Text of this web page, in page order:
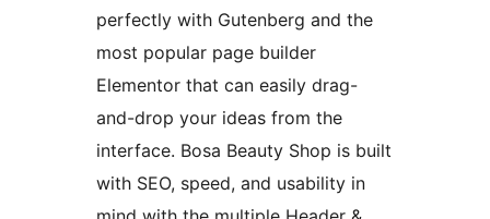
perfectly with Gutenberg and the
most popular page builder
Elementor that can easily drag-
and-drop your ideas from the
interface. Bosa Beauty Shop is built
with SEO, speed, and usability in